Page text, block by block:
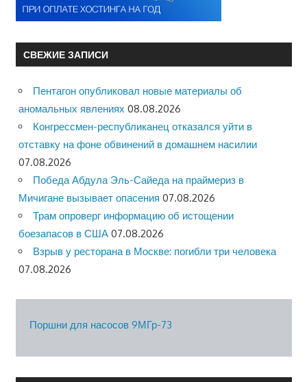
СВЕЖИЕ ЗАПИСИ
Пентагон опубликовал новые материалы об
аномальных явлениях 08.08.2026
Конгрессмен-республиканец отказался уйти в
отставку на фоне обвинений в домашнем насилии
07.08.2026
Победа Абдула Эль-Сайеда на праймериз в
Мичигане вызывает опасения 07.08.2026
Трам опроверг информацию об истощении
боезапасов в США 07.08.2026
Взрыв у ресторана в Москве: погибли три человека
07.08.2026
Поршни для насосов 9МГр-73